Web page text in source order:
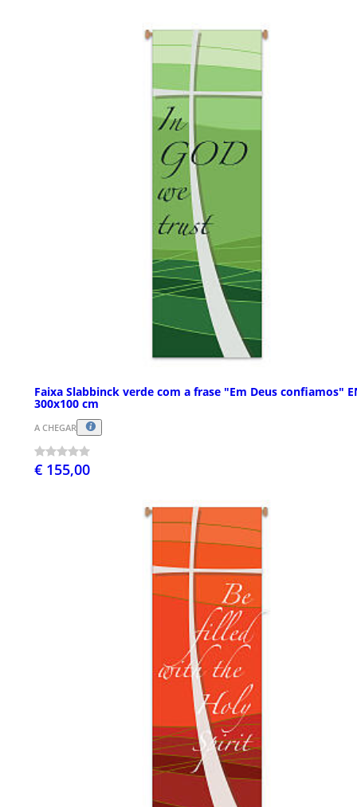
Faixa Slabbinck verde com a frase "Em Deus confiamos"
300x100 cm
A CHEGAR
€ 155,00